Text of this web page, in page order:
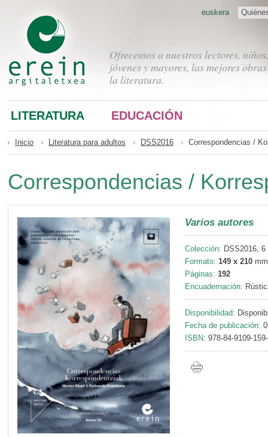
Ofrecemos a nuestros lectores, niños,
jóvenes y mayores, las mejores
la literatura.
euskera
LITERATURA EDUCACIÓN
Inicio Literatura para adultos DSS2016 Correspondencias /
Correspondencias /
Varios autores
Colección: DSS2016, 6
Formato: 149 x 210 mm
Páginas: 192
Encuadernación:
Disponibilidad:
Fecha de publicación:
ISBN: 978-84-9109-